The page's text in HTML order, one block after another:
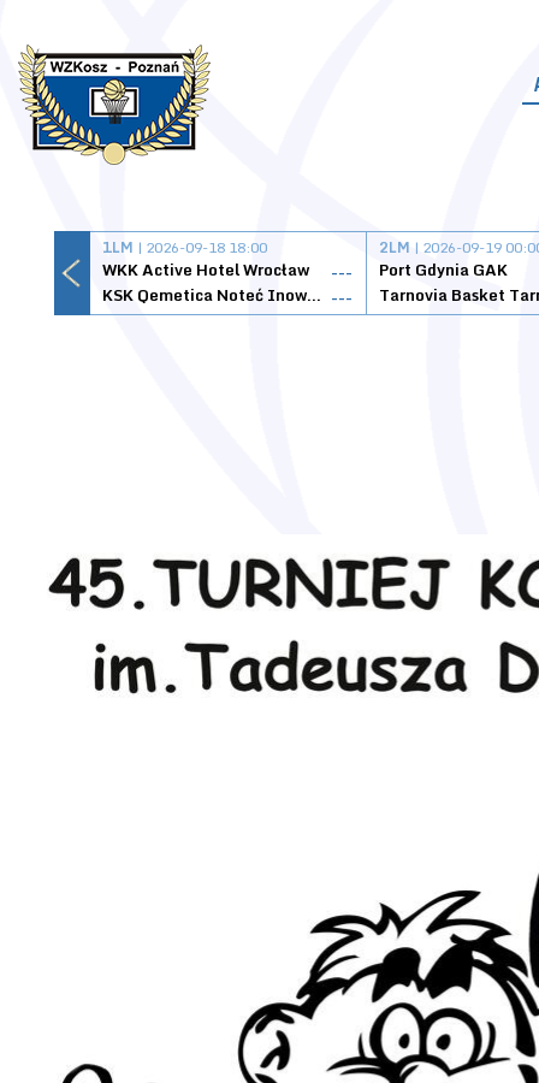
1LM | 2026-09-18 18:00
WKK Active Hotel Wrocław
---
KSK Qemetica Noteć Inowrocław ---
2LM | 2026-09-19
Port Gdynia GAK